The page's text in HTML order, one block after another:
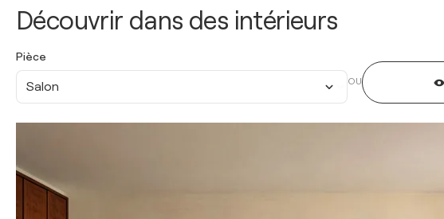
Découvrir dans des intérieurs
Pièce
Salon OU